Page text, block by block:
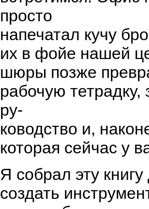
просто
напечатал кучу
их в фойе нашей
шюры позже
рабочую тетрадку,
ру-
ководство и,
которая сейчас у
Я собрал эту
создать